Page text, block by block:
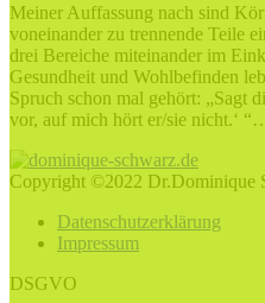
Meiner Auffassung nach sind
voneinander zu trennende Teile
drei Bereiche miteinander im
Gesundheit und Wohlbefinden
Spruch schon mal gehört: „Sagt
vor, auf mich hört er/sie nicht.‘
Copyright ©2022 Dr.Dominique
Datenschutzerklärung
Impressum
DSGVO